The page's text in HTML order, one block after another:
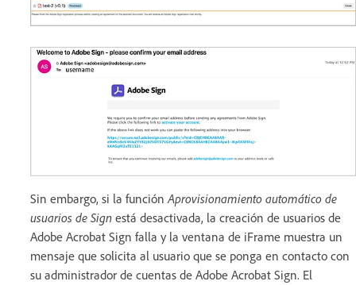
Sin embargo, si la funciónAprovisionamiento automático de
usuarios de Sign está desactivada, la creación de usuarios de
Adobe Acrobat Sign falla y la ventana de iFrame muestra un
mensaje que solicita al usuario que se ponga en contacto con
su administrador de cuentas de Adobe Acrobat Sign. El